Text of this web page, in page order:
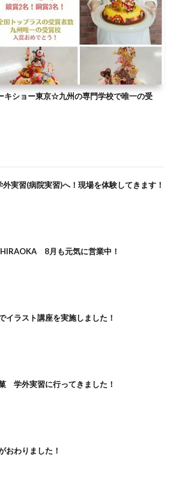
キショー東京☆九州の専門学校で唯一の受
実習(病院実習)へ！現場を体験してきます！
HIRAOKA 8月も元気に営業中！
イラスト講座を実施しました！
学外実習に行ってきました！
おわりました！